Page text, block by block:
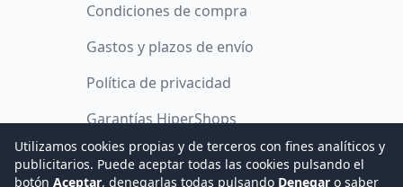
Condiciones de compra
Gastos y plazos de envío
Política de privacidad
Garantías HiperShops
Política de cookies
Utilizamos cookies propias y de terceros con fines analíticos y
publicitarios. Puede aceptar todas las cookies pulsando el
botón Aceptar, denegarlas todas pulsando Denegar o saber